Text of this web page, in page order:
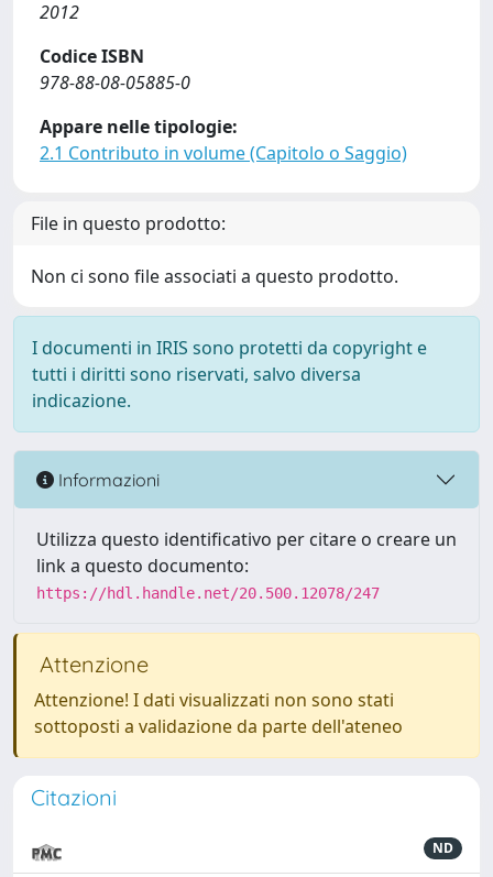
2012
Codice ISBN
978-88-08-05885-0
Appare nelle tipologie:
2.1 Contributo in volume (Capitolo o Saggio)
File in questo prodotto:
Non ci sono file associati a questo prodotto.
I documenti in IRIS sono protetti da copyright e
tutti i diritti sono riservati, salvo diversa
indicazione.
Informazioni
Utilizza questo identificativo per citare o creare un
link a questo documento:
https://hdl.handle.net/20.500.12078/247
Attenzione
Attenzione! I dati visualizzati non sono stati
sottoposti a validazione da parte dell'ateneo
Citazioni
ND